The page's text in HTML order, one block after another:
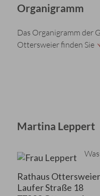
Organigramm
Das Organigramm der
Ottersweier finden Sie
Martina Leppert
Rathaus
Laufer Straße 18